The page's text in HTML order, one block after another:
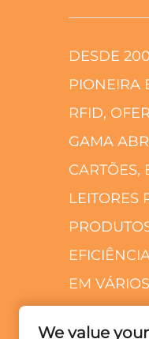
DESDE
PIONEIRA
RFID,
GAMA
CARTÕES,
LEITORES
EM
We value